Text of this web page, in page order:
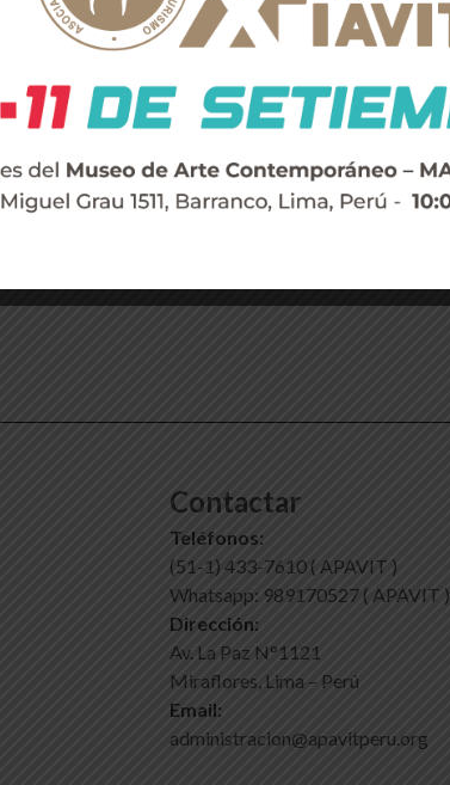
las 09:00 y 16:00
Contactar
Teléfonos:
(51-1) 433-7610 ( APAVIT )
Whatsapp: 989170527 ( APAVIT )
Dirección:
Av. La Paz N°1121
Miraflores, Lima – Perú
Email:
administracion@apavitperu.org